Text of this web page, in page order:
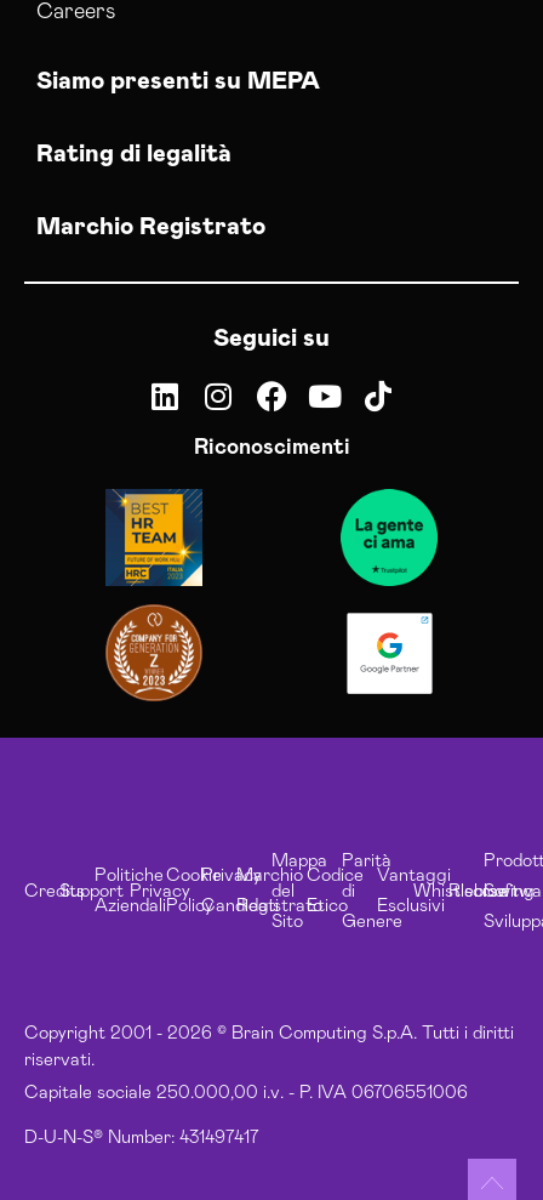
Careers
Siamo presenti su MEPA
Rating di legalità
Marchio Registrato
Seguici su
Riconoscimenti
Copyright 2001 - 2026 © Brain Computing S.p.A. Tutti i diritti
riservati.
Capitale sociale 250.000,00 i.v. - P. IVA 06706551006
D-U-N-S® Number: 431497417
CreditsSupport
Politiche
Aziendali
Privacy
Cookie
Policy
Privacy
Candidati
Marchio
Registrato
Mappa
del
Sito
Codice
Etico
Parità
di
Genere
Vantaggi
Esclusivi
Whistleblowing
Risorse